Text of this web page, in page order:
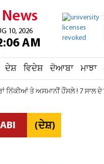
10, 2026
AM
ਦੇਸ਼ ਵਿਦੇਸ਼ ਦੋਆਬਾ ਮਾਝਾ
ਨਿੱਕੀਆਂ ਤੇ ਅਸਮਾਨੀਂ ਹੌਂਸਲੇ ! 7 ਸਾਲ
(ਦੇਸ਼)